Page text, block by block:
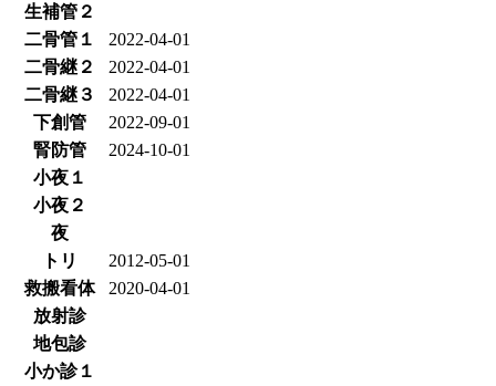
生補管２
二骨管１
2022-04-01
二骨継２
2022-04-01
二骨継３
2022-04-01
下創管
2022-09-01
腎防管
2024-10-01
小夜１
小夜２
夜
トリ
2012-05-01
救搬看体
2020-04-01
放射診
地包診
小か診１